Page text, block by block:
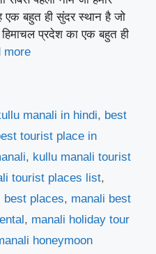
बहुत ही सुंदर स्थान है जो
प्रदेश का एक बहुत ही
more
manali in hindi, best
tourist place in
, kullu manali tourist
tourist places list,
best places, manali best
, manali holiday tour
honeymoon